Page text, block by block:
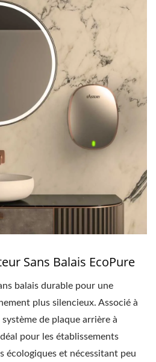
Sans Balais EcoPure
balais durable pour une
plus silencieux. Associé à
de plaque arrière à
pour les établissements
écologiques et nécessitant peu